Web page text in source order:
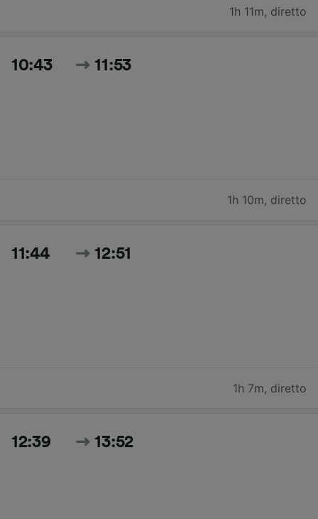
1h 11m, diretto
10:43 11:53
1h 10m, diretto
11:44 12:51
1h 7m, diretto
12:39 13:52